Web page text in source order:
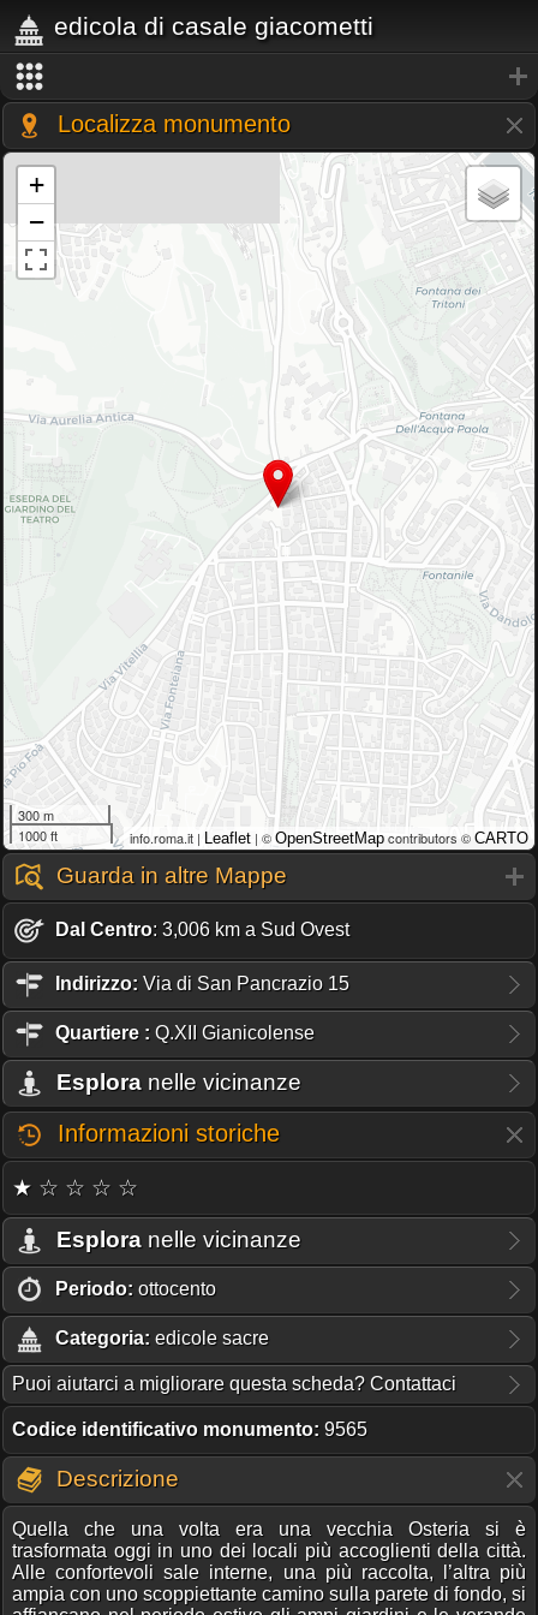
edicola di casale giacometti
Localizza monumento
+
−
300 m
1000 ft
info.roma.it | Leaflet | © OpenStreetMap contributors © CARTO
Guarda in altre Mappe
Dal Centro: 3,006 km a Sud Ovest
Indirizzo: Via di San Pancrazio 15
Quartiere : Q.XII Gianicolense
Esplora nelle vicinanze
Informazioni storiche
★ ☆ ☆ ☆ ☆
Esplora nelle vicinanze
Periodo: ottocento
Categoria: edicole sacre
Puoi aiutarci a migliorare questa scheda? Contattaci
Codice identificativo monumento: 9565
Descrizione
Quella che una volta era una vecchia Osteria si è
trasformata oggi in uno dei locali più accoglienti della città.
Alle confortevoli sale interne, una più raccolta, l’altra più
ampia con uno scoppiettante camino sulla parete di fondo, si